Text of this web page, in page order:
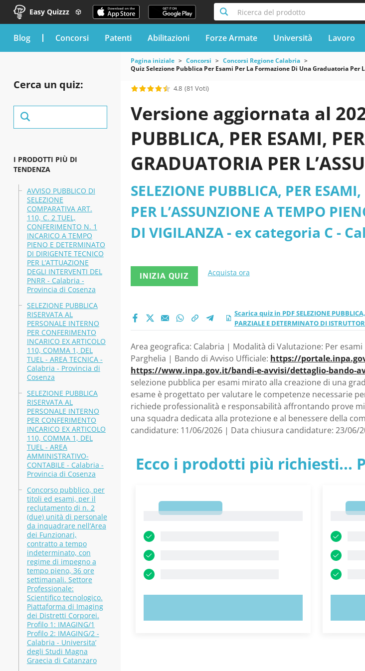
Easy Quizzz Ricerca del prodotto
blog Concorsi Patenti Abilitazioni Forze Armate Università Lavoro
Cerca un quiz:
I PRODOTTI PIÙ DI
TENDENZA
AVVISO PUBBLICO DI
SELEZIONE
COMPARATIVA ART.
110, C. 2 TUEL,
CONFERIMENTO N. 1
INCARICO A TEMPO
PIENO E DETERMINATO
DI DIRIGENTE TECNICO
PER L’ATTUAZIONE
DEGLI INTERVENTI DEL
PNRR - Calabria -
Provincia di Cosenza
SELEZIONE PUBBLICA
RISERVATA AL
PERSONALE INTERNO
PER CONFERIMENTO
INCARICO EX ARTICOLO
110, COMMA 1, DEL
TUEL - AREA TECNICA -
Calabria - Provincia di
Cosenza
SELEZIONE PUBBLICA
RISERVATA AL
PERSONALE INTERNO
PER CONFERIMENTO
INCARICO EX ARTICOLO
110, COMMA 1, DEL
TUEL - AREA
AMMINISTRATIVO-
CONTABILE - Calabria -
Provincia di Cosenza
Concorso pubblico, per
titoli ed esami, per il
reclutamento di n. 2
(due) unità di personale
da inquadrare nell’Area
dei Funzionari,
contratto a tempo
indeterminato, con
regime di impegno a
tempo pieno, 36 ore
settimanali. Settore
Professionale:
Scientifico tecnologico.
Piattaforma di Imaging
dei Distretti Corporei.
Profilo 1: IMAGING/1
Profilo 2: IMAGING/2 -
Calabria - Universita’
degli Studi Magna
Graecia di Catanzaro
Pagina iniziale Concorsi
Concorsi Regione Calabria
Quiz Selezione Pubblica Per Esami Per La Formazione Di Una Graduatoria
4.8 (81 Voti)
Versione aggiornata al
PUBBLICA, PER ESAMI,
GRADUATORIA PER
PARZIALE E
categoria C - Calabria -
SELEZIONE PUBBLICA, PER
PER L’ASSUNZIONE A TEMPO
DI VIGILANZA - ex categoria C -
INIZIA QUIZ Acquista ora
Scarica quiz in PDF SELEZIONE
PARZIALE E DETERMINATO DI
Area geografica: Calabria | Modalità di Valutazione: Per
Parghelia | Bando di Avviso Ufficiale: https://
https://www.inpa.gov.it/bandi-e-avvisi/dettaglio-bando-
selezione pubblica per esami mirato alla creazione di una
esame è progettato per valutare le competenze necessarie
richiede professionalità e responsabilità affrontando prove
una squadra dedicata alla protezione e al benessere della
candidature: 11/06/2026 | Data chiusura candidature: 23/06/
Ecco i prodotti più richiesti...